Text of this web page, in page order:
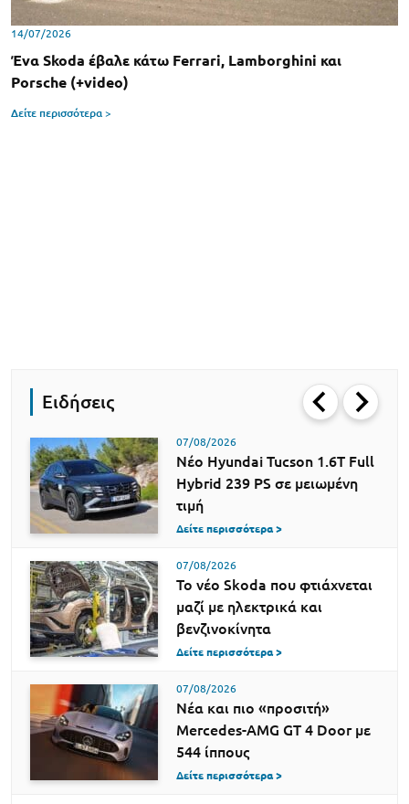
14/07/2026
Ένα Skoda έβαλε κάτω Ferrari, Lamborghini και
Porsche (+video)
Δείτε περισσότερα >
Ειδήσεις
07/08/2026
Νέο Hyundai Tucson 1.6T Full
Hybrid 239 PS σε μειωμένη
τιμή
Δείτε περισσότερα >
07/08/2026
Το νέο Skoda που φτιάχνεται
μαζί με ηλεκτρικά και
βενζινοκίνητα
Δείτε περισσότερα >
07/08/2026
Νέα και πιο «προσιτή»
Mercedes-AMG GT 4 Door με
544 ίππους
Δείτε περισσότερα >